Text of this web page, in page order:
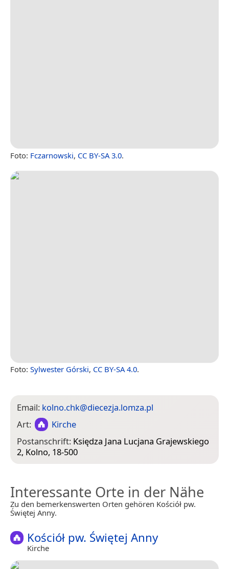
Foto: Fczarnowski, CC BY-SA 3.0.
Foto: Sylwester Górski, CC BY-SA 4.0.
Email: kolno.chk@diecezja.lomza.pl
Art:
Kirche
Postanschrift: Księdza Jana Lucjana Grajewskiego
2, Kolno, 18-500
Interessante Orte in der Nähe
Zu den bemerkenswerten Orten gehören Kościół pw.
Świętej Anny.
Kościół pw. Świętej Anny
Kirche